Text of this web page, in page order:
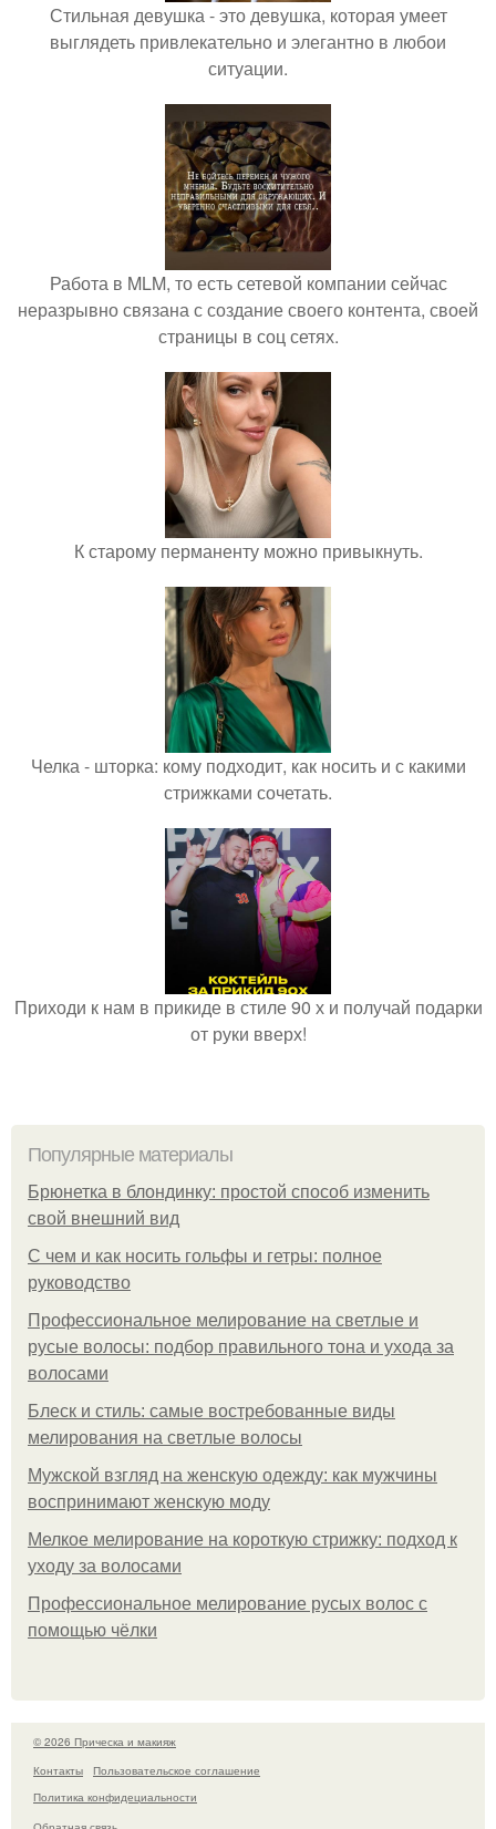
Стильная девушка - это девушка, которая умеет
выглядеть привлекательно и элегантно в любои
ситуации.
Работа в MLM, то есть сетевой компании сейчас
неразрывно связана с создание своего контента, своей
страницы в соц сетях.
К старому перманенту можно привыкнуть.
Челка - шторка: кому подходит, как носить и с какими
стрижками сочетать.
Приходи к нам в прикиде в стиле 90 х и получай подарки
от руки вверх!
Популярные материалы
Брюнетка в блондинку: простой способ изменить
свой внешний вид
С чем и как носить гольфы и гетры: полное
руководство
Профессиональное мелирование на светлые и
русые волосы: подбор правильного тона и ухода за
волосами
Блеск и стиль: самые востребованные виды
мелирования на светлые волосы
Мужской взгляд на женскую одежду: как мужчины
воспринимают женскую моду
Мелкое мелирование на короткую стрижку: подход к
уходу за волосами
Профессиональное мелирование русых волос с
помощью чёлки
© 2026 Прическа и макияж
Контакты
Пользовательское соглашение
Политика конфидециальности